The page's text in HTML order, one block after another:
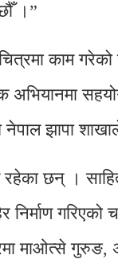
।”
काम गरेको
अभियानमा
झापा
छन् ।
गरिएको
माओत्से गुरुङ,